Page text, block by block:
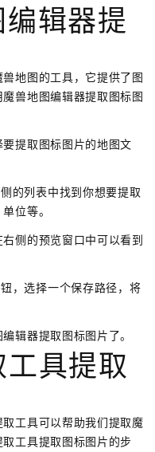
编辑器提
地图的工具，它提供了图
兽地图编辑器提取图标图
提取图标图片的地图文
的列表中找到你想要提取
位等。
侧的预览窗口中可以看到
，选择一个保存路径，将
辑器提取图标图片了。
工具提取
工具可以帮助我们提取魔
工具提取图标图片的步